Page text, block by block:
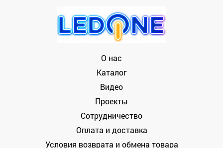
О нас
Каталог
Видео
Проекты
Сотрудничество
Оплата и доставка
Условия возврата и обмена товара